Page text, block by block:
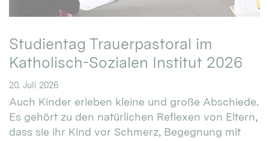
Studientag Trauerpastoral im
Katholisch-Sozialen Institut 2026
20. Juli 2026
Auch Kinder erleben kleine und große Abschiede.
Es gehört zu den natürlichen Reflexen von Eltern,
dass sie ihr Kind vor Schmerz, Begegnung mit